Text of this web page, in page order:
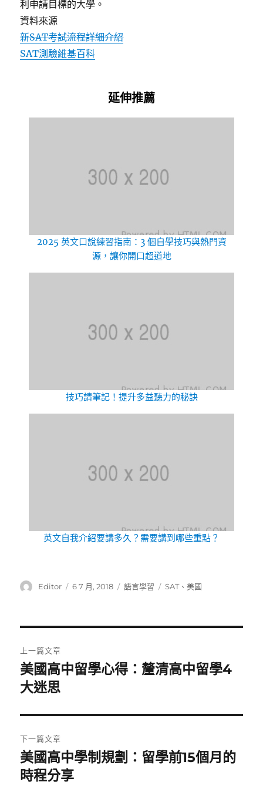
利申請目標的大學。
資料來源
新SAT考試流程詳細介紹
SAT測驗維基百科
延伸推薦
2025 英文口說練習指南：3 個自學技巧與熱門資
源，讓你開口超道地
技巧請筆記！提升多益聽力的秘訣
英文自我介紹要講多久？需要講到哪些重點？
作
Editor
發
6 7 月, 2018
分
語言學習
標
SAT、美國
章
導
覽
上一篇文章
上
一
文
章:
美國高中留學心得：釐清高中留學4
大迷思
下一篇文章
下
一
美國高中學制規劃：留學前15個月的
時程分享